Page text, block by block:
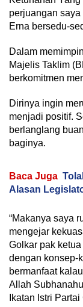
perjuangan
Erna bersedu-
Dalam
Majelis Taklim
berkomitmen
Dirinya ingin
menjadi positif.
berlanglang
baginya.
Baca Juga
Alasan
“Makanya saya
mengejar
Golkar pak
dengan konsep-
bermanfaat
Allah
Ikatan Istri